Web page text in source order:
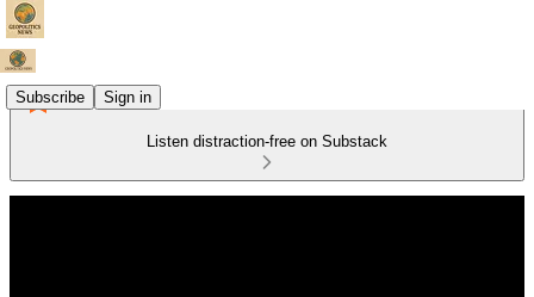
Subscribe Sign in
Listen distraction-free on Substack